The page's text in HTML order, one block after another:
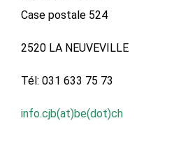
Case postale 524
2520 LA NEUVEVILLE
Tél: 031 633 75 73
info.cjb(at)be(dot)ch